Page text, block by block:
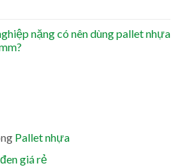
nặng có nên dùng pallet nhựa
Pallet nhựa
giá rẻ